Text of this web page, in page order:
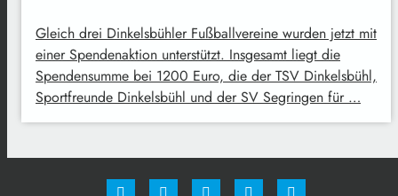
Gleich drei Dinkelsbühler Fußballvereine wurden jetzt mit
einer Spendenaktion unterstützt. Insgesamt liegt die
Spendensumme bei 1200 Euro, die der TSV Dinkelsbühl,
Sportfreunde Dinkelsbühl und der SV Segringen für …